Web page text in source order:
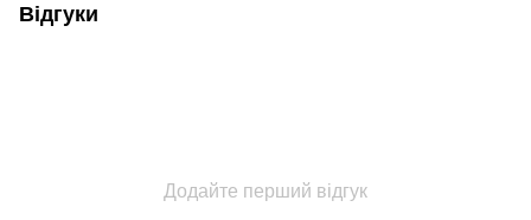
Відгуки
Додайте перший відгук